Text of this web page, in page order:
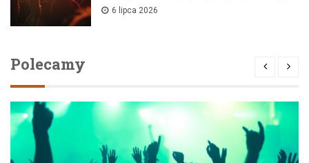
6 lipca 2026
Polecamy